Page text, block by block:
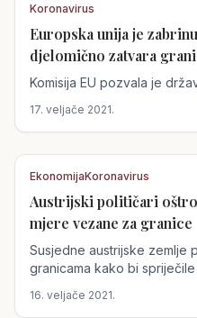
Austrija
Koronavirus
Europska unija je zabrinuta jer
djelomično zatvara
Komisija EU pozvala je
17. veljače 2021.
Austrija
EkonomijaKoronavirus
Austrijski političari
mjere vezane za granice
Susjedne austrijske zemlje
granicama kako bi
16. veljače 2021.